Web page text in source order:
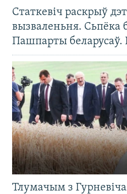
Статкевіч раскрыў
вызваленьня. Сьпёка
Пашпарты беларусаў.
Тлумачым з